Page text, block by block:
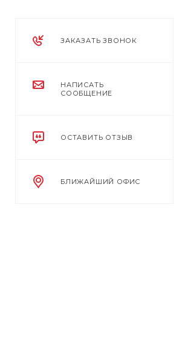
ЗАКАЗАТЬ ЗВОНОК
НАПИСАТЬ
СООБЩЕНИЕ
ОСТАВИТЬ ОТЗЫВ
БЛИЖАЙШИЙ ОФИС